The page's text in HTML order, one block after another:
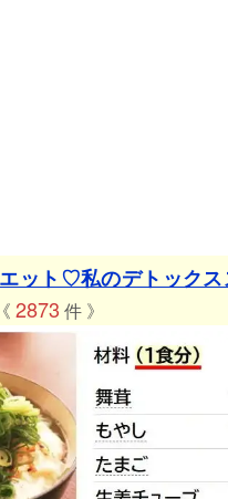
件 舞茸チキンの＊簡単クリーム
件 シンプルに♪トマトと舞茸の醤
件 舞茸の炊き込みご飯♪
件 ＊舞茸の甘辛炒め煮＊簡単でう
件 ✿舞茸＆ウインナー炒め✿
件 簡単♪鶏もも肉と舞茸のバタ
件 豆苗入り・舞茸と里芋の味噌
ット♡私のデトックス
2873 件 》